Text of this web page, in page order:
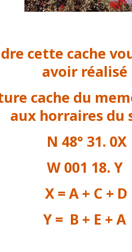
cette cache
avoir réalisé
cache du
aux horraires du
N 48° 31. 0X
W 001 18. Y
X = A + C + D
Y = B + E + A